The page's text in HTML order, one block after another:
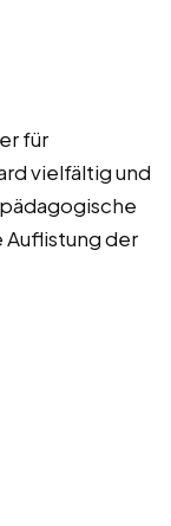
für
vielfältig und
der